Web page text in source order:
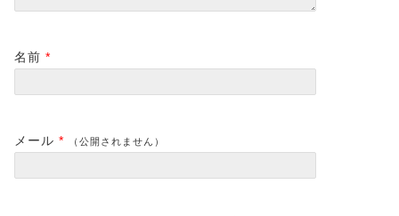
名前 *
メール * （公開されません）